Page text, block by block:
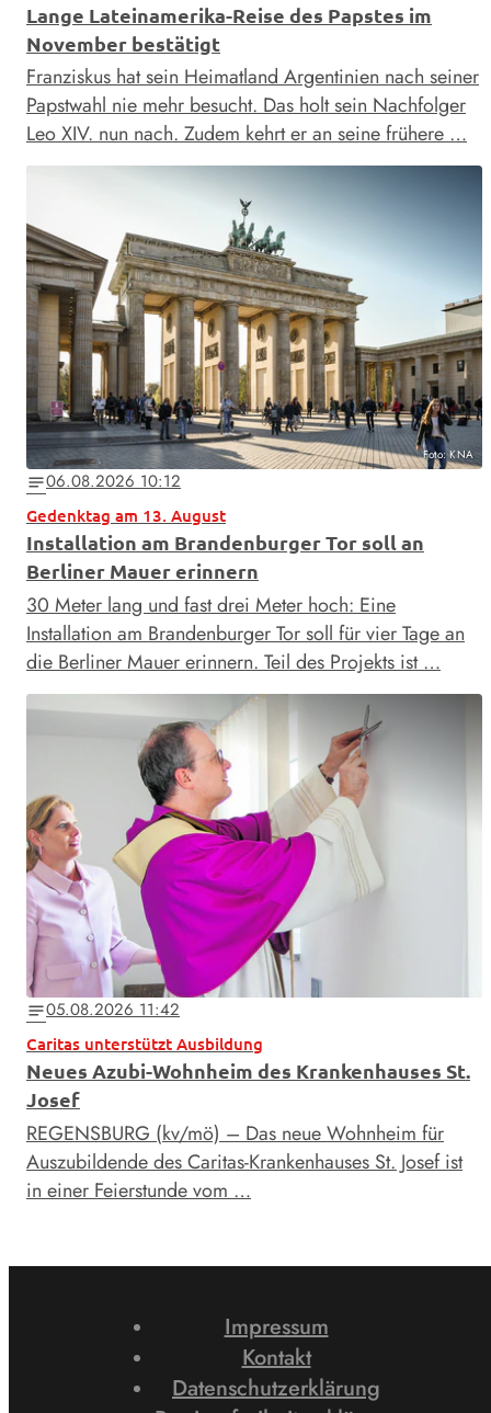
Lange Lateinamerika-Reise des Papstes im
November bestätigt
Franziskus hat sein Heimatland Argentinien nach seiner
Papstwahl nie mehr besucht. Das holt sein Nachfolger
Leo XIV. nun nach. Zudem kehrt er an seine frühere …
Foto: KNA
notes06.08.2026 10:12
Gedenktag am 13. August
Installation am Brandenburger Tor soll an
Berliner Mauer erinnern
30 Meter lang und fast drei Meter hoch: Eine
Installation am Brandenburger Tor soll für vier Tage an
die Berliner Mauer erinnern. Teil des Projekts ist …
notes05.08.2026 11:42
Caritas unterstützt Ausbildung
Neues Azubi-Wohnheim des Krankenhauses St.
Josef
REGENSBURG (kv/mö) – Das neue Wohnheim für
Auszubildende des Caritas-Krankenhauses St. Josef ist
in einer Feierstunde vom …
Impressum
Kontakt
Datenschutzerklärung